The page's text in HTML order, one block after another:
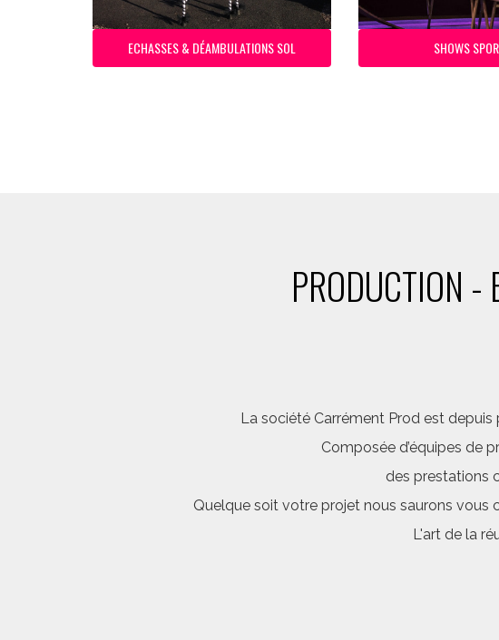
ECHASSES & DÉAMBULATIONS SOL SHOWS
PRODUCTION -
La société Carrément Prod est
Composée d’équipes de
des prestations
Quelque soit votre projet nous saurons vous
L'art de la